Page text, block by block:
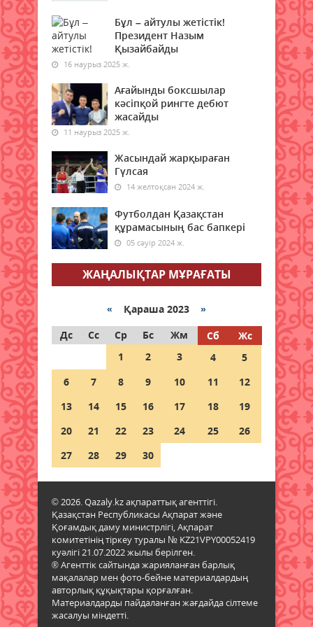
керек? Бұрынғы министр кеңес
берді
08 тамыз 2026 ж. 73
Қазақстанның бірқатар
өңірлеріне аптап ыстық қайта
оралады - синоптиктер
08 тамыз 2026 ж.
Елімізде бір тәулікте үш орман
өрті тіркелді
08 тамыз 2026 ж.
Синоптиктер Астана мен
Алматыда аптап ыстық
болатынын ескертті
орман өрті тіркелді
08 тамыз 2026 ж. 77
Ғалымдар отбасында нешінші
болып туғаныңыз өміріңізге
қалай әсер ететінін айтты
08 тамыз 2026 ж.
1 қыркүйектен бастап жаңа
шектеу: Қазақстанға қандай
көліктерді әкелуге тыйым
08 тамыз 2026 ж.
Гранттан қағылған
талапкерлерге тағы бір
мүмкіндік: 4 мыңнан астам грант
бар
08 тамыз 2026 ж. 71
Азаматтық белсенділік – ел
Бұл – айтулы жетістік!
Президент Назым
Қызайбайды
16 наурыз 2025 ж.
Ағайынды боксшылар
кәсіпқой рингте дебют
жасайды
11 наурыз 2025 ж.
Жасындай жарқыраған
Гүлсая
14 желтоқсан 2024 ж.
Футболдан Қазақстан
құрамасының бас бапкері
05 сәуір 2024 ж.
ЖАҢАЛЫҚТАР МҰРАҒАТЫ
« Қараша 2023 »
Дс
Сс Ср Бс Жм Сб
Жс
1
2 3 4
5
6
7 8 9 10 11
12
13
14 15 16 17 18
19
20
21 22 23 24 25
26
27
28 29 30
© 2026. Qazaly.kz ақпараттық агенттігі.
Қазақстан Республикасы Ақпарат және
Қоғамдық даму министрлігі, Ақпарат
комитетінің тіркеу туралы № KZ21VPY00052419
куәлігі 21.07.2022 жылы берілген.
® Агенттік сайтында жарияланған барлық
мақалалар мен фото-бейне материалдардың
авторлық құқықтары қорғалған.
Материалдарды пайдаланған жағдайда сілтеме
жасалуы міндетті.